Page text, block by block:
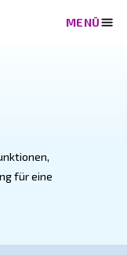
Funktionen,
für eine
von